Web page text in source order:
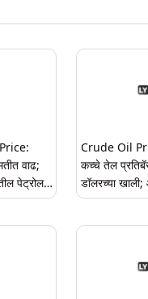
वाढ;
पेट्रोल-
ताजे
Crude Oil
कच्चे तेल
डॉलरच्या
डिझेल होणार